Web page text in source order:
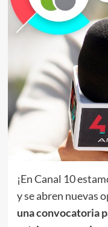
¡En Canal 10
y se abren nuevas
una convocatoria